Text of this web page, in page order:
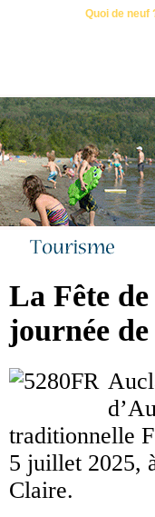
Quoi de neuf
La Fête
journée
traditionnelle
5 juillet 2025,
Claire.